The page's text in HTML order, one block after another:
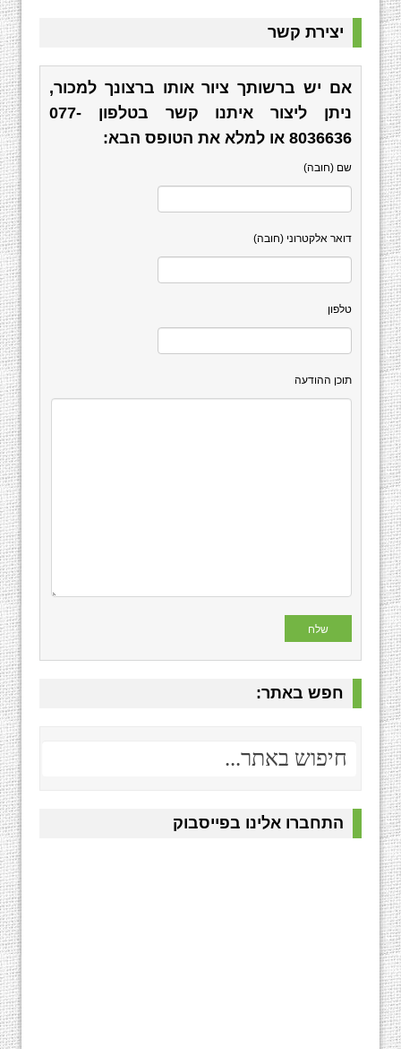
יצירת קשר
אם יש ברשותך ציור אותו ברצונך למכור,
ניתן ליצור איתנו קשר בטלפון 077-
8036636 או למלא את הטופס הבא:
שם (חובה)
דואר אלקטרוני (חובה)
טלפון
תוכן ההודעה
חפש באתר:
התחברו אלינו בפייסבוק